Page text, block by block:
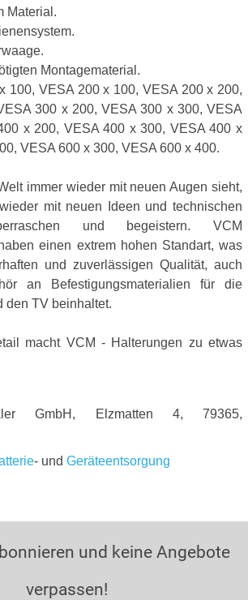
Material.
Montagematerial.
100, VESA 200 x 100, VESA 200 x 200,
300 x 200, VESA 300 x 300, VESA
x 200, VESA 400 x 300, VESA 400 x
VESA 600 x 300, VESA 600 x 400.
immer wieder mit neuen Augen sieht,
mit neuen Ideen und technischen
und begeistern. VCM
einen extrem hohen Standart, was
und zuverlässigen Qualität, auch
an Befestigungsmaterialien für die
den TV beinhaltet.
macht VCM - Halterungen zu etwas
GmbH, Elzmatten 4, 79365,
- und Geräteentsorgung
und keine Angebote
verpassen!